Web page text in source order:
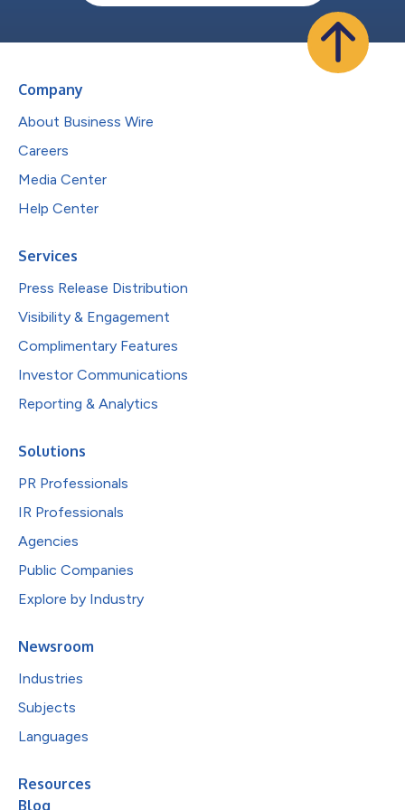
Company
About Business Wire
Careers
Media Center
Help Center
Services
Press Release Distribution
Visibility & Engagement
Complimentary Features
Investor Communications
Reporting & Analytics
Solutions
PR Professionals
IR Professionals
Agencies
Public Companies
Explore by Industry
Newsroom
Industries
Subjects
Languages
Resources
Blog